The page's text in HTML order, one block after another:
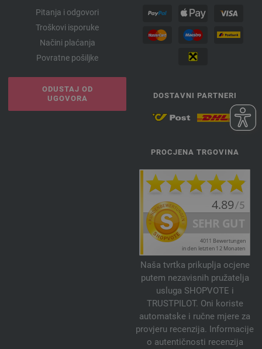
Pitanja i odgovori
Troškovi isporuke
Načini plaćanja
Povratne pošiljke
ODUSTAJ OD
UGOVORA
DOSTAVNI PARTNERI
PROCJENA TRGOVINA
Naša tvrtka prikuplja ocjene
putem nezavisnih pružatelja
usluga SHOPVOTE i
TRUSTPILOT. Oni koriste
automatske i ručne mjere za
provjeru recenzija. Informacije
o autentičnosti recenzija